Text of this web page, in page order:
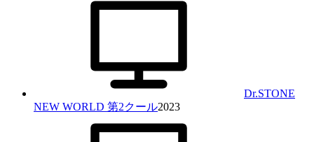
Dr.STONE
NEW WORLD 第2クール2023